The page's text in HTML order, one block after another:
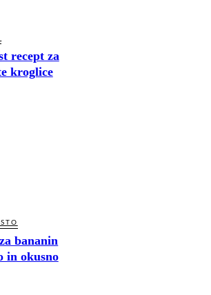
recept za
kroglice
bananin
in okusno